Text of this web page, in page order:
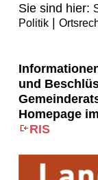
Sie sind hier:
Politik|
und
Homepage
RIS
20